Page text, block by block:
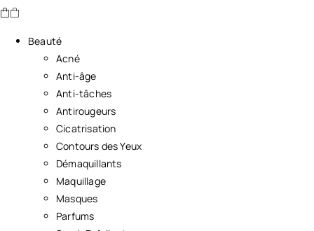
Beauté
Acné
Anti-âge
Anti-tâches
Antirougeurs
Cicatrisation
Contours des Yeux
Démaquillants
Maquillage
Masques
Parfums